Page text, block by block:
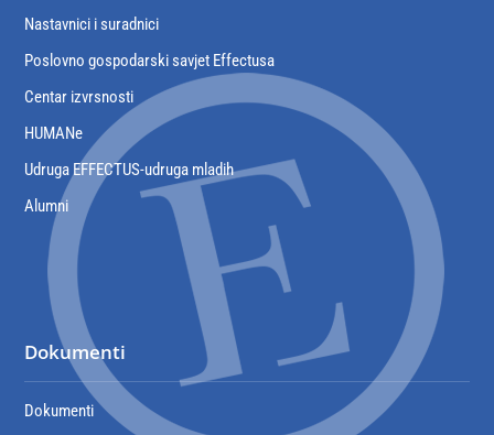
Nastavnici i suradnici
Poslovno gospodarski savjet Effectusa
Centar izvrsnosti
HUMANe
Udruga EFFECTUS-udruga mladih
Alumni
Dokumenti
Dokumenti